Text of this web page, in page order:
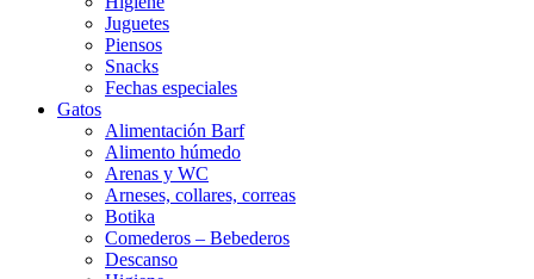
Juguetes
Piensos
Snacks
Fechas especiales
Gatos
Alimentación Barf
Alimento húmedo
Arenas y WC
Arneses, collares, correas
Botika
Comederos – Bebederos
Descanso